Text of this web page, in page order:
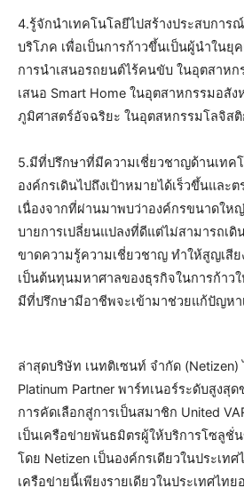
4.รู้จักนำเทคโนโลยีไปสร้างประสบการ
บริโภค เพื่อเป็นการก้าวขึ้นเป็นผู้นำในยุ
การนำเสนอรถยนต์ไร้คนขับ ในอุตสาห
เสนอ Smart Home ในอุตสาหกรรมอสั
ภูมิศาสตร์อัจฉริยะ ในอุตสหกรรมโลจิส
5.มีที่ปรึกษาที่มีความเชี่ยวชาญด้านเทค
องค์กรเดินไปถึงเป้าหมายได้เร็วขึ้นและ
เนื่องจากที่ผ่านมาพบว่าองค์กรขนาดให
บายการเปลี่ยนแปลงที่ดีแต่ไม่สามารถเดิ
ขาดความรู้ความเชี่ยวชาญ ทำให้สูญเสีย
เป็นต้นทุนมหาศาลของธุรกิจในการก้าว
มีที่ปรึกษามีอาชีพจะเข้ามาช่วยแก้ปัญหา
ล่าสุดบริษัท เนทติเซนท์ จำกัด (Netizen)
Platinum Partner พาร์ทเนอร์ระดับสูงสุด
การคัดเลือกสู่การเป็นสมาชิก United
เป็นเครือข่ายพันธมิตรผู้ให้บริการโซลูชั่
โดย Netizen เป็นองค์กรเดียวในประเท
เครือข่ายนี้เพียงรายเดียวในประเทศไทย